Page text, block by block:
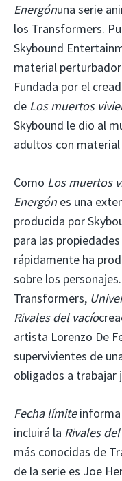
Energónuna serie
los Transformers.
Skybound
material
Fundada por el
de Los muertos
Skybound le dio al
adultos con
Como Los muertos
Energón es una
producida por
para las
rápidamente ha
sobre los
Transformers,
Rivales del vacío
artista Lorenzo De
supervivientes de
obligados a trabajar
Fecha límiteinforma
incluirá la Rivales
más conocidas de
de la serie es Joe